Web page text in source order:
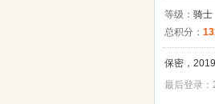
等级： 骑士
总积分：
保密，
最后登录